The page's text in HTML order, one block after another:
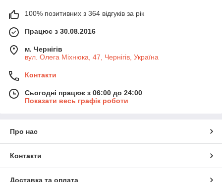
100% позитивних з 364 відгуків за рік
Працює з 30.08.2016
м. Чернігів
вул. Олега Міхнюка, 47, Чернігів, Україна
Контакти
Сьогодні працює з 06:00 до 24:00
Показати весь графік роботи
Про нас
Контакти
Доставка та оплата